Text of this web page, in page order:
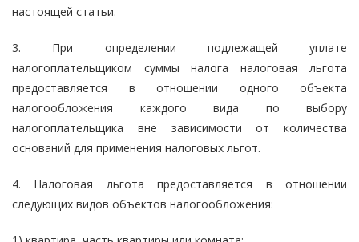
настоящей статьи.
3. При определении подлежащей уплате
налогоплательщиком суммы налога налоговая льгота
предоставляется в отношении одного объекта
налогообложения каждого вида по выбору
налогоплательщика вне зависимости от количества
оснований для применения налоговых льгот.
4. Налоговая льгота предоставляется в отношении
следующих видов объектов налогообложения: